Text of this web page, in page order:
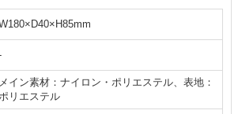
メイン素材：ナイロン・ポリエステル、表地：
リエステル